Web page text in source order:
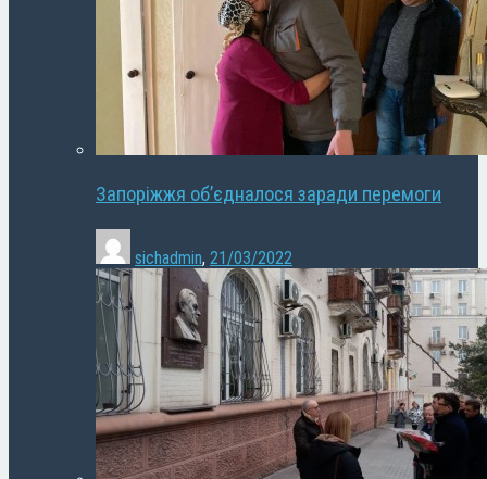
Запоріжжя об’єдналося заради перемоги
sichadmin, 21/03/2022